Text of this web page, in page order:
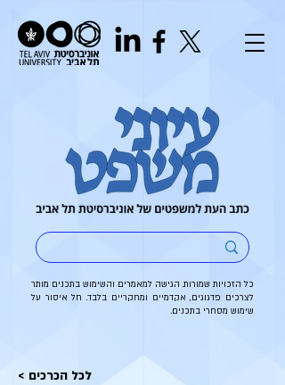
כל הזכויות שמורות. הגישה למאמרים והשימוש בתכנים מותר
לצרכים פדגוגים, אקדמיים ומחקריים בלבד. חל איסור על
שימוש מסחרי בתכנים.
< לכל הכרכים